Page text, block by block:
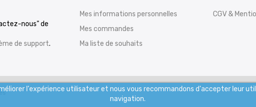
l'expérience utilisateur et nous vous recommandons d'accepter leur
navigation.
nous" de
de support.
Mes informations personnelles
Mes commandes
Ma liste de souhaits
CGV &